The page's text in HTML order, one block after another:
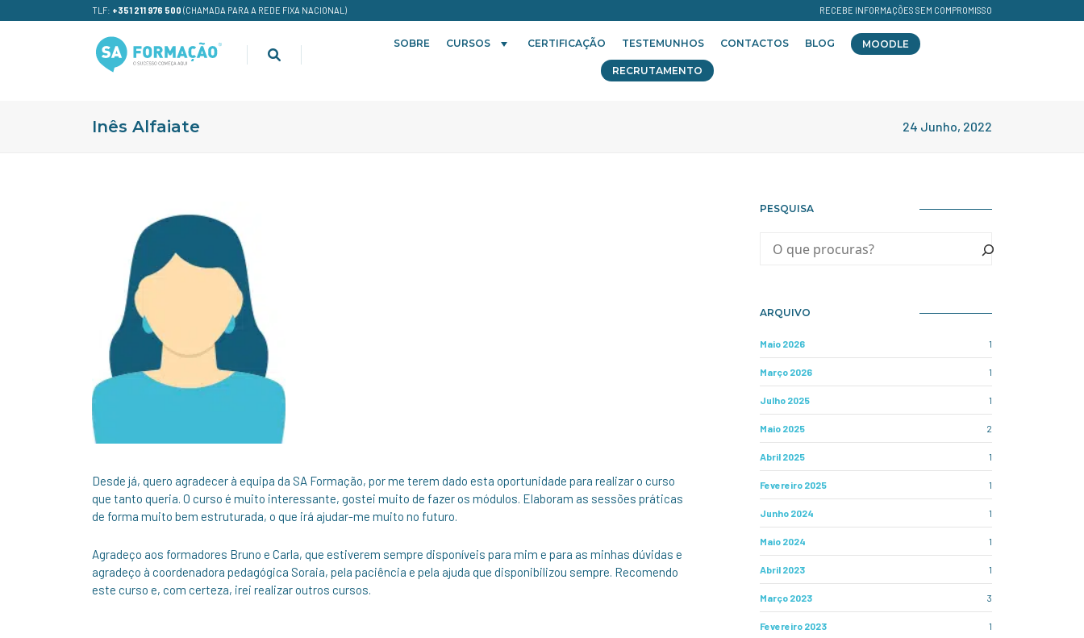
TLF: +351 211 976 500 (CHAMADA PARA A REDE FIXA NACIONAL) RECEBE INFORMAÇÕES SEM COMPROMISSO
SOBRE CURSOS CERTIFICAÇÃO TESTEMUNHOS CONTACTOS BLOG MOODLE
RECRUTAMENTO
Inês Alfaiate 24 Junho, 2022
Desde já, quero agradecer à equipa da SA Formação, por me terem dado esta oportunidade para realizar o curso
que tanto queria. O curso é muito interessante, gostei muito de fazer os módulos. Elaboram as sessões práticas
de forma muito bem estruturada, o que irá ajudar-me muito no futuro.
Agradeço aos formadores Bruno e Carla, que estiverem sempre disponíveis para mim e para as minhas dúvidas e
agradeço à coordenadora pedagógica Soraia, pela paciência e pela ajuda que disponibilizou sempre. Recomendo
este curso e, com certeza, irei realizar outros cursos.
PESQUISA
ARQUIVO
Maio 2026 1
Março 2026 1
Julho 2025 1
Maio 2025 2
Abril 2025 1
Fevereiro 2025 1
Junho 2024 1
Maio 2024 1
Abril 2023 1
Março 2023 3
Fevereiro 2023 1